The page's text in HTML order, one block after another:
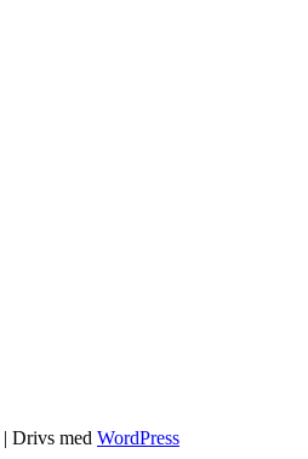
| Drivs med WordPress